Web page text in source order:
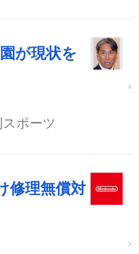
が現状を
スポーツ
修理無償対